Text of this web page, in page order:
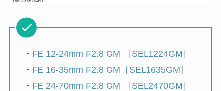
・ FE 12-24mm F2.8 GM ［SEL1224GM］
・ FE 16-35mm F2.8 GM［SEL1635GM］
・ FE 24-70mm F2.8 GM ［SEL2470GM］